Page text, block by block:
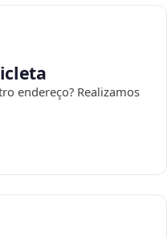
endereço? Realizamos